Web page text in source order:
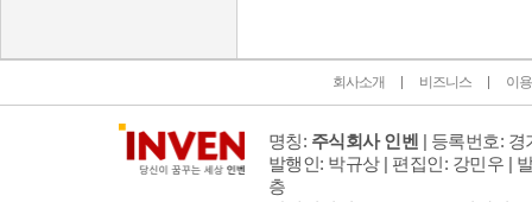
회사소개 비즈니스 이
명칭: 주식회사 인벤 | 등록번호: 경
발행인: 박규상 | 편집인: 강민우 |
층